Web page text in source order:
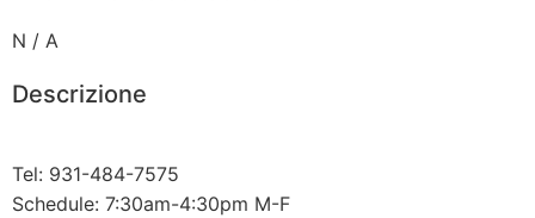
N / A
Descrizione
Tel: 931-484-7575
Schedule: 7:30am-4:30pm M-F